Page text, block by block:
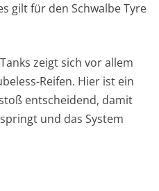
gilt für den Schwalbe Tyre
zeigt sich vor allem
Reifen. Hier ist ein
entscheidend, damit
und das System